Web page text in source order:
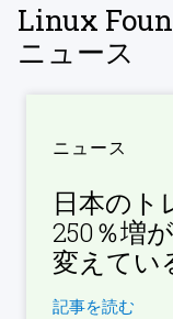
Linux
ニュース
ニュース
日本のト
250％増
変えてい
記事を読む